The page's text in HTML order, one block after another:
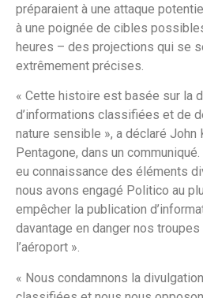
préparaient à une attaque
à une poignée de cibles
heures – des projections qui se
extrêmement précises.
« Cette histoire est basée sur la
d’informations classifiées et de
nature sensible », a déclaré John
Pentagone, dans un
eu connaissance des éléments
nous avons engagé Politico au
empêcher la publication
davantage en danger nos
l’aéroport ».
« Nous condamnons la